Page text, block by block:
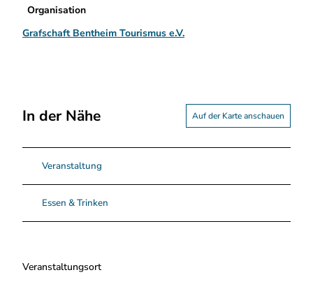
Organisation
Grafschaft Bentheim Tourismus e.V.
In der Nähe Auf der Karte anschauen
Veranstaltung
Essen & Trinken
Veranstaltungsort